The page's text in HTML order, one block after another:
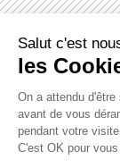
Salut c'est
les
On a attendu
avant de vous
pendant votre
C'est OK pour